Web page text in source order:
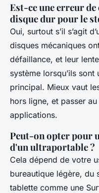
Est-ce une erreur
disque dur pour le
Oui, surtout s’il s’agit
disques mécaniques
défaillance, et leur
système lorsqu’ils
principal. Mieux vaut
hors ligne, et passer
applications.
Peut-on opter pour
d'un ultraportable ?
Cela dépend de votre
bureautique légère, du
tablette comme une